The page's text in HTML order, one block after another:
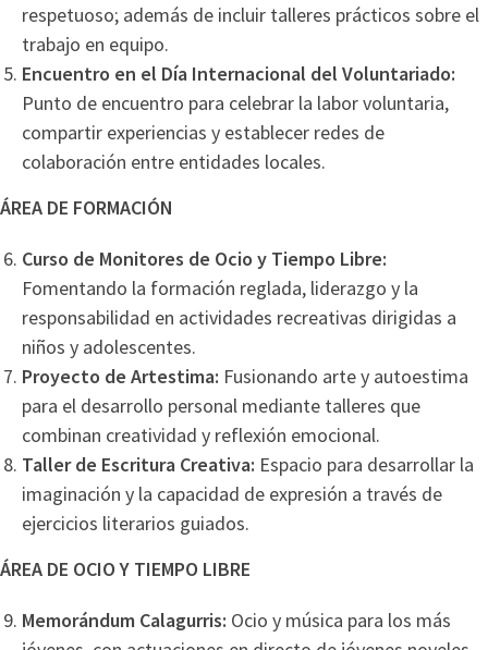
respetuoso; además de incluir talleres prácticos sobre el
trabajo en equipo.
Encuentro en el Día Internacional del Voluntariado:
Punto de encuentro para celebrar la labor voluntaria,
compartir experiencias y establecer redes de
colaboración entre entidades locales.
ÁREA DE FORMACIÓN
Curso de Monitores de Ocio y Tiempo Libre:
Fomentando la formación reglada, liderazgo y la
responsabilidad en actividades recreativas dirigidas a
niños y adolescentes.
Proyecto de Artestima: Fusionando arte y autoestima
para el desarrollo personal mediante talleres que
combinan creatividad y reflexión emocional.
Taller de Escritura Creativa: Espacio para desarrollar la
imaginación y la capacidad de expresión a través de
ejercicios literarios guiados.
ÁREA DE OCIO Y TIEMPO LIBRE
Memorándum Calagurris: Ocio y música para los más